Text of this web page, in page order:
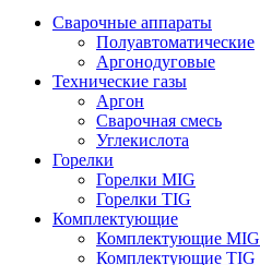
Сварочные аппараты
Полуавтоматические
Аргонодуговые
Технические газы
Аргон
Сварочная смесь
Углекислота
Горелки
Горелки MIG
Горелки TIG
Комплектующие
Комплектующие MIG
Комплектующие TIG